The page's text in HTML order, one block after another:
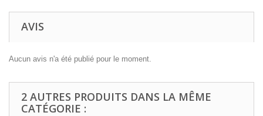
AVIS
Aucun avis n'a été publié pour le moment.
2 AUTRES PRODUITS DANS LA MÊME
CATÉGORIE :